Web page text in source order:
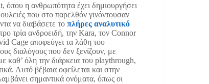
όπου η ανθρωπότητα έχει δημιουργήσει
που στο παρελθόν γινόντουσαν
να διαβάσετε το πλήρες αναλυτικό
τρία ανδροειδή, την Kara, τον Connor
Cage αποφεύγει τα λάθη του
διαλόγους που δεν ξενίζουν, με
καθ’ όλη την διάρκεια του playthrough,
Αυτό βέβαια οφείλεται και στην
σημαντικά ονόματα, όπως οι